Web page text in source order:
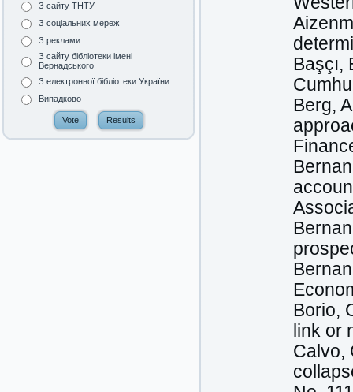
З сайту ТНТУ
З соціальних мереж
З реклами
З сайту бібліотеки імені
Вернадського
З електронної бібліотеки України
Випадково
Başçı,
Berg,
Borio,
link or
Calvo,